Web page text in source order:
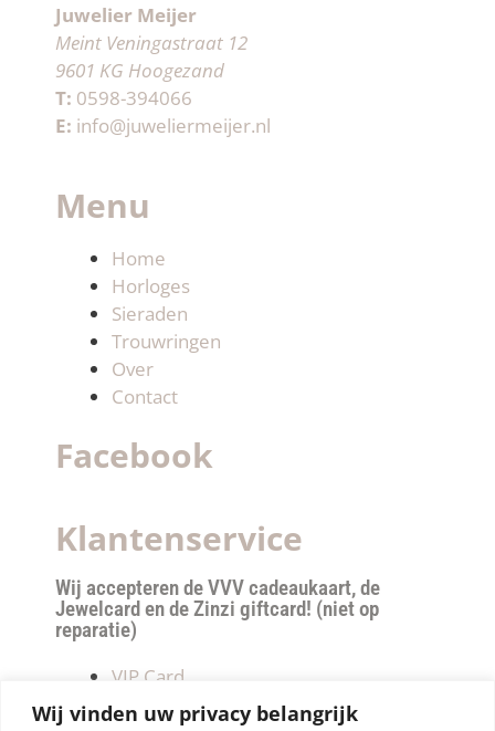
Wij vinden uw privacy belangrijk
Juwelier Meijer
Meint Veningastraat 12
9601 KG Hoogezand
T: 0598-394066
E: info@juweliermeijer.nl
Menu
Home
Horloges
Sieraden
Trouwringen
Over
Contact
Facebook
Klantenservice
Wij accepteren de VVV cadeaukaart, de
Jewelcard en de Zinzi giftcard! (niet op
reparatie)
VIP Card
Retourneren